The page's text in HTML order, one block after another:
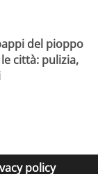
del pioppo
città: pulizia,
policy